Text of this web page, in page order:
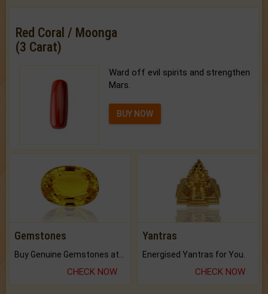
Red Coral / Moonga
(3 Carat)
Ward off evil spirits and strengthen
Mars.
BUY NOW
Gemstones
CHECK NOW
Yantras
Energised Yantras for You.
CHECK NOW